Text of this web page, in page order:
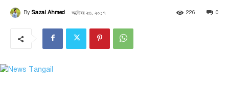
By Sazal Ahmed অক্টোবর ২৩, ২০১৭ 0
226